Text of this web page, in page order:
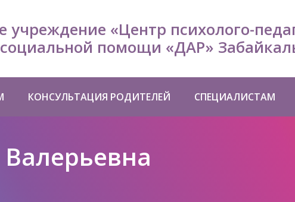
учреждение «Центр психолого-
помощи «ДАР»
КОНСУЛЬТАЦИЯ РОДИТЕЛЕЙ СПЕЦИАЛИСТАМ